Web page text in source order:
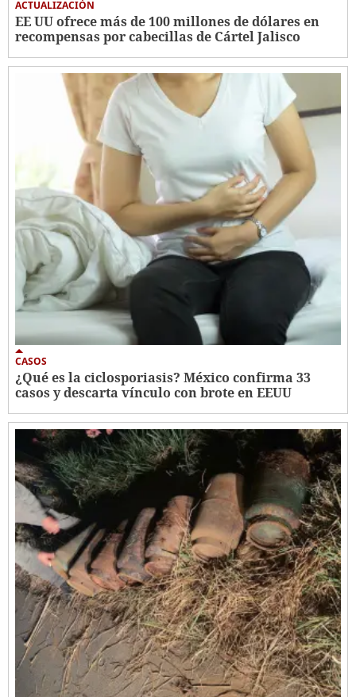
ACTUALIZACIÓN
EE UU ofrece más de 100 millones de dólares en
recompensas por cabecillas de Cártel Jalisco
CASOS
¿Qué es la ciclosporiasis? México confirma 33
casos y descarta vínculo con brote en EEUU